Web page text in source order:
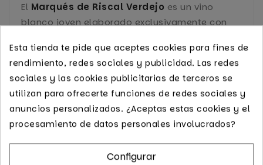
El Marqués de Riscal Verdejo es un vino
blanco joven elaborado exclusivamente con
viñedos situados en la Denominación de
Origen Rueda.
Se caracteriza por su frescura, aromas a frutas
tropicales y hierbas silvestres, y su elegante
equilibrio en boca. Elaborado con
a temperatura controlada para preservar toda
Esta tienda te pide que aceptes cookies para fines de
rendimiento, redes sociales y publicidad. Las redes
sociales y las cookies publicitarias de terceros se
utilizan para ofrecerte funciones de redes sociales y
anuncios personalizados. ¿Aceptas estas cookies y el
procesamiento de datos personales involucrados?
Configurar